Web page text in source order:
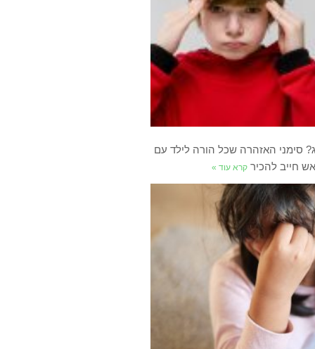
סימני האזהרה שכל הורה לילד עם
חייב להכירקרא עוד »